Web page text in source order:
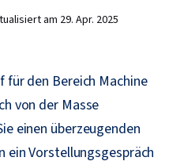
am 29. Apr. 2025
den Bereich Machine
von der Masse
einen überzeugenden
ein Vorstellungsgespräch